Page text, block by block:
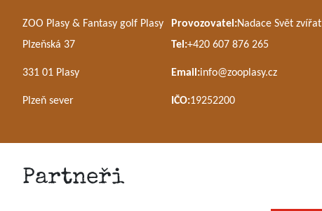
ZOO Plasy & Fantasy golf Plasy
Plzeňská 37
331 01 Plasy
Plzeň sever
Provozovatel:Nadace Svět zvířat
Tel:+420 607 876 265
Email:info@zooplasy.cz
IČO:19252200
Partneři